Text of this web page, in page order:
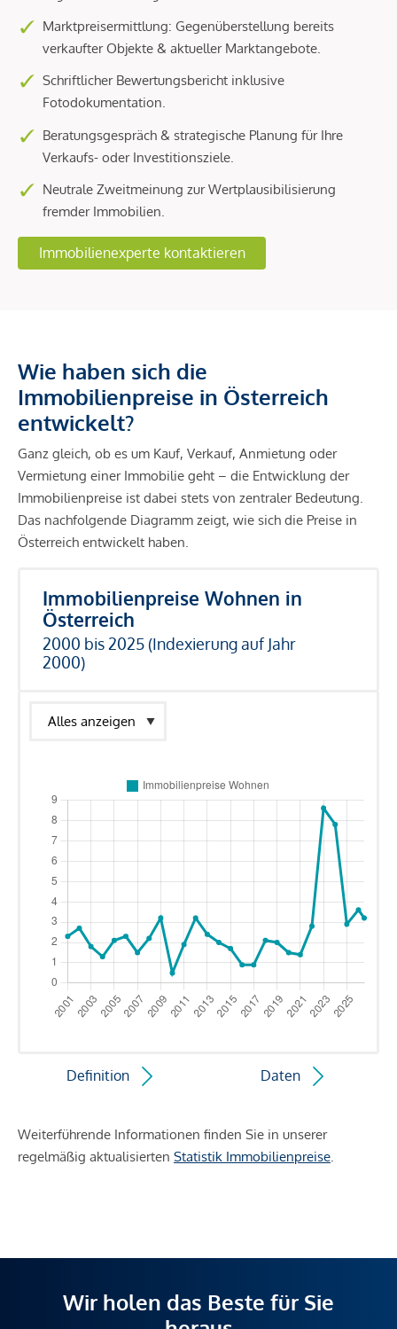
Marktpreisermittlung: Gegenüberstellung bereits
verkaufter Objekte & aktueller Marktangebote.
Schriftlicher Bewertungsbericht inklusive
Fotodokumentation.
Beratungsgespräch & strategische Planung für Ihre
Verkaufs- oder Investitionsziele.
Neutrale Zweitmeinung zur Wertplausibilisierung
fremder Immobilien.
Immobilienexperte kontaktieren
Wie haben sich die
Immobilienpreise in Österreich
entwickelt?
Ganz gleich, ob es um Kauf, Verkauf, Anmietung oder
Vermietung einer Immobilie geht – die Entwicklung der
Immobilienpreise ist dabei stets von zentraler Bedeutung.
Das nachfolgende Diagramm zeigt, wie sich die Preise in
Österreich entwickelt haben.
Immobilienpreise Wohnen in
Österreich
2000 bis 2025 (Indexierung auf Jahr
2000)
Definition Daten
Weiterführende Informationen finden Sie in unserer
regelmäßig aktualisierten Statistik Immobilienpreise
Wir holen das Beste für Sie